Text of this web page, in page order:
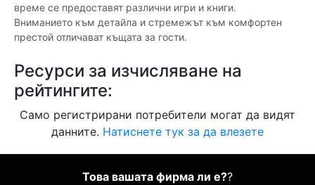
време се предоставят различни игри и книги.
Вниманието към детайла и стремежът към комфортен
престой отличават къщата за гости.
Ресурси за изчисляване на
рейтингите:
Само регистрирани потребители могат да видят
данните. Натиснете тук за да влезете
Това вашата фирма ли е??